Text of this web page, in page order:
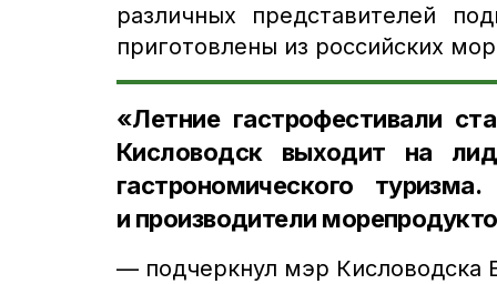
различных представителей
приготовлены из российских
«Летние гастрофестивали
Кисловодск выходит на
гастрономического
и производители
— подчеркнул мэр Кисловодска